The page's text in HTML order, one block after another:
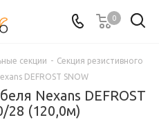
0
секции - Секция резистивного
DEFROST SNOW
Nexans DEFROST
28 (120,0м)